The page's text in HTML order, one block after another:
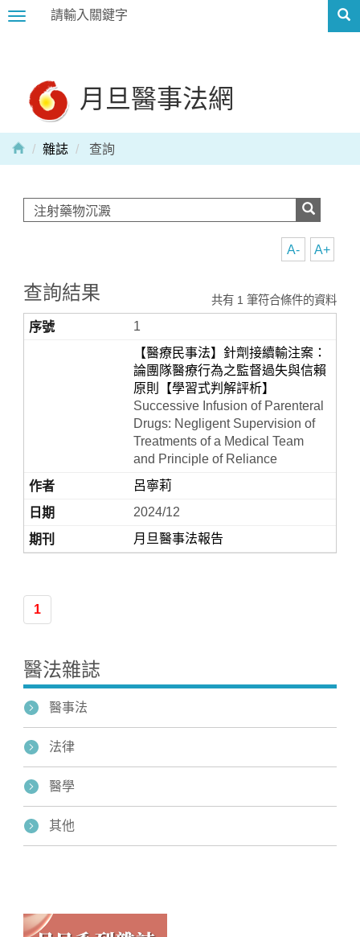
Toggle
月旦醫事法網
Home
雜誌 查詢
A+
A-
查詢結果 共有 1 筆符合條件的資料
1
【醫療民事法】針劑接續輸注案：
論團隊醫療行為之監督過失與信賴
原則【學習式判解評析】
Successive Infusion of Parenteral
Drugs: Negligent Supervision of
Treatments of a Medical Team
and Principle of Reliance
呂寧莉
2024/12
月旦醫事法報告
1
醫法雜誌
醫事法
法律
醫學
其他